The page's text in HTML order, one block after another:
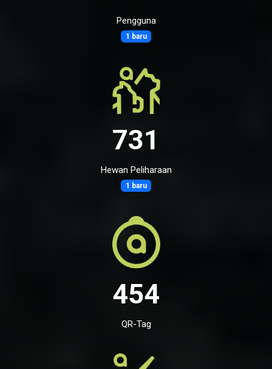
Pengguna
1 baru
731
Hewan Peliharaan
1 baru
454
QR-Tag